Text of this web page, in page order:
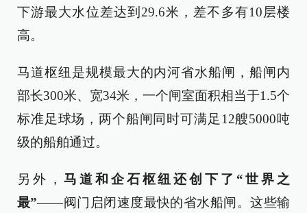
下游最大水位差达到29.6米，差不多有10层楼
高。
马道枢纽是规模最大的内河省水船闸，船闸内
部长300米、宽34米，一个闸室面积相当于1.5个
标准足球场，两个船闸同时可满足12艘5000吨
级的船舶通过。
另外，马道和企石枢纽还创下了“世界之
最”——阀门启闭速度最快的省水船闸。这些输